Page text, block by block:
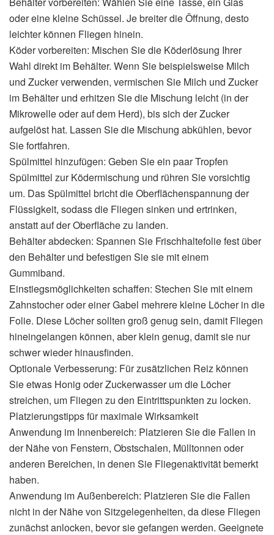
oder eine kleine Schüssel. Je breiter die Öffnung, desto
leichter können Fliegen hinein.
Köder vorbereiten: Mischen Sie die Köderlösung Ihrer
Wahl direkt im Behälter. Wenn Sie beispielsweise Milch
und Zucker verwenden, vermischen Sie Milch und Zucker
im Behälter und erhitzen Sie die Mischung leicht (in der
Mikrowelle oder auf dem Herd), bis sich der Zucker
aufgelöst hat. Lassen Sie die Mischung abkühlen, bevor
Sie fortfahren.
Spülmittel hinzufügen: Geben Sie ein paar Tropfen
Spülmittel zur Ködermischung und rühren Sie vorsichtig
um. Das Spülmittel bricht die Oberflächenspannung der
Flüssigkeit, sodass die Fliegen sinken und ertrinken,
anstatt auf der Oberfläche zu landen.
Behälter abdecken: Spannen Sie Frischhaltefolie fest über
den Behälter und befestigen Sie sie mit einem
Gummiband.
Einstiegsmöglichkeiten schaffen: Stechen Sie mit einem
Zahnstocher oder einer Gabel mehrere kleine Löcher in die
Folie. Diese Löcher sollten groß genug sein, damit Fliegen
hineingelangen können, aber klein genug, damit sie nur
schwer wieder hinausfinden.
Optionale Verbesserung: Für zusätzlichen Reiz können
Sie etwas Honig oder Zuckerwasser um die Löcher
streichen, um Fliegen zu den Eintrittspunkten zu locken.
Platzierungstipps für maximale Wirksamkeit
Anwendung im Innenbereich: Platzieren Sie die Fallen in
der Nähe von Fenstern, Obstschalen, Mülltonnen oder
anderen Bereichen, in denen Sie Fliegenaktivität bemerkt
haben.
Anwendung im Außenbereich: Platzieren Sie die Fallen
nicht in der Nähe von Sitzgelegenheiten, da diese Fliegen
zunächst anlocken, bevor sie gefangen werden. Geeignete